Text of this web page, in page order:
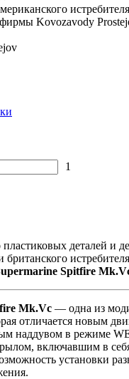
Kovozavody
1
деталей и
британского
Spitfire
Mk.Vc — одна из
отличается новым
наддувом в режиме
включавшим в
установки